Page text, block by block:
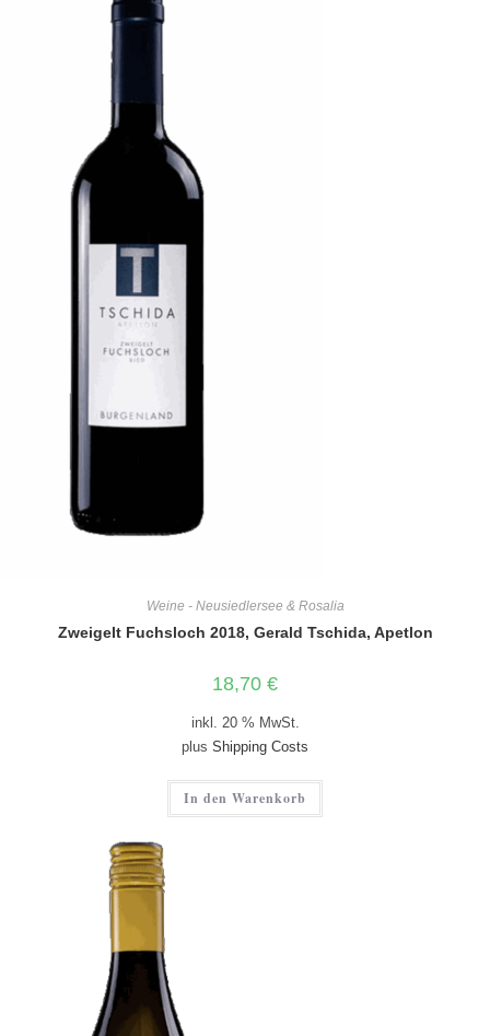
Weine - Neusiedlersee & Rosalia
Zweigelt Fuchsloch 2018, Gerald Tschida, Apetlon
18,70 €
inkl. 20 % MwSt.
plus Shipping Costs
In den Warenkorb